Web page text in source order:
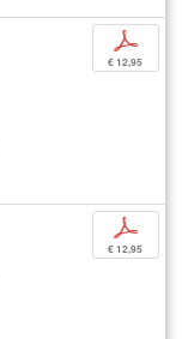
p
€ 12,95
p
€ 12,95